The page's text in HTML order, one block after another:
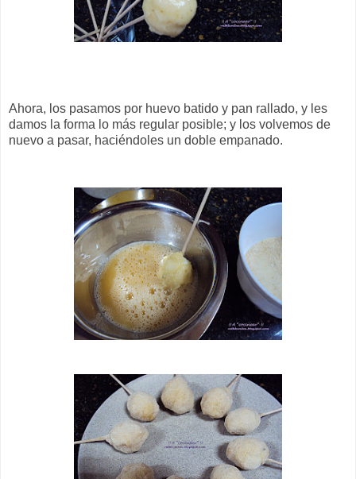
Ahora, los pasamos por huevo batido y pan rallado, y les
damos la forma lo más regular posible; y los volvemos de
nuevo a pasar, haciéndoles un doble empanado.